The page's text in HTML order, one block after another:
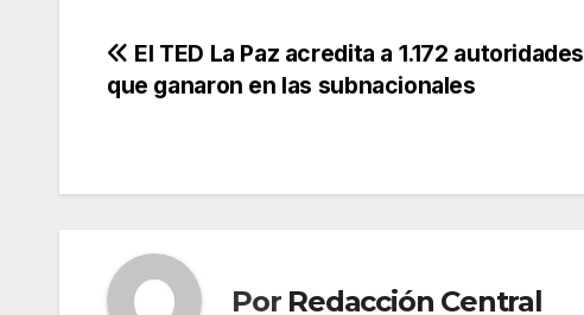
Navegación
de
El TED La Paz acredita a 1.172 autoridades
que ganaron en las subnacionales
Por Redacción Central